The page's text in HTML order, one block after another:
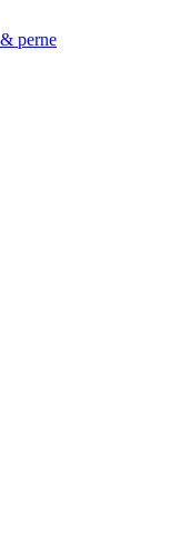
perne